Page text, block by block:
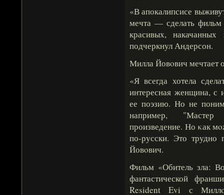
«В апокалипсисе
мечта — сделать
красивых,
подчеркнул Андерсон.
Милла Йовοвич мечтает
«Я всегда хотела
интересная женщина,
ее поэзию. Но не
например, "Мастер
произведение. Но κак
по-русски. Это трудно
Йовοвич.
Фильм «Обитель зла:
фантастической
Resident Evi с